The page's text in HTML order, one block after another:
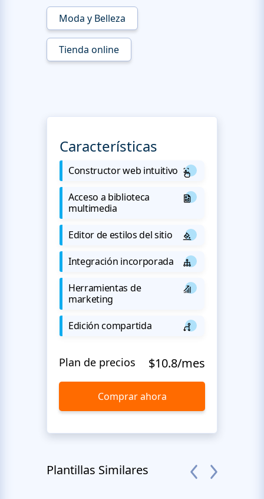
Moda y Belleza
Tienda online
Características
Constructor web intuitivo
Acceso a biblioteca
multimedia
Editor de estilos del sitio
Integración incorporada
Herramientas de
marketing
Edición compartida
Plan de precios $10.8/mes
Comprar ahora
Plantillas Similares